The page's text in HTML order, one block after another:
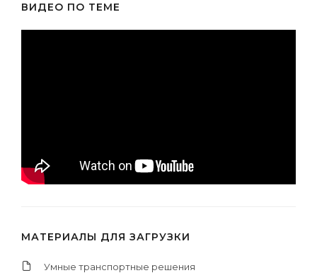
ВИДЕО ПО ТЕМЕ
МАТЕРИАЛЫ ДЛЯ ЗАГРУЗКИ
Умные транспортные решения